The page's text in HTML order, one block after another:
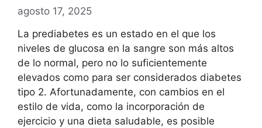
agosto 17, 2025
La prediabetes es un estado en el que los
niveles de glucosa en la sangre son más altos
de lo normal, pero no lo suficientemente
elevados como para ser considerados diabetes
tipo 2. Afortunadamente, con cambios en el
estilo de vida, como la incorporación de
ejercicio y una dieta saludable, es posible